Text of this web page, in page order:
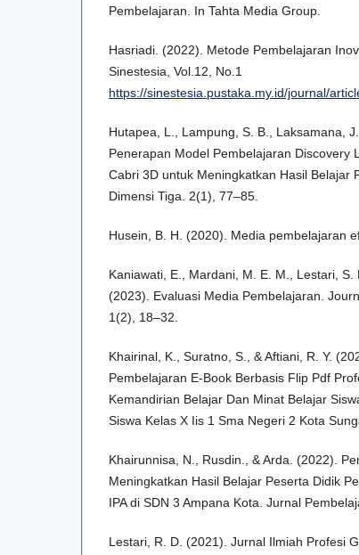
Pembelajaran. In Tahta Media Group.
Hasriadi. (2022). Metode Pembelajaran
Sinestesia, Vol.12, No.1
https://sinestesia.pustaka.my.id/journal/
Hutapea, L., Lampung, S. B., Laksamana,
Penerapan Model Pembelajaran Discovery
Cabri 3D untuk Meningkatkan Hasil Belajar
Dimensi Tiga. 2(1), 77–85.
Husein, B. H. (2020). Media pembelajaran
Kaniawati, E., Mardani, M. E. M., Lestari, S.
(2023). Evaluasi Media Pembelajaran.
1(2), 18–32.
Khairinal, K., Suratno, S., & Aftiani, R. Y.
Pembelajaran E-Book Berbasis Flip Pdf
Kemandirian Belajar Dan Minat Belajar
Siswa Kelas X Iis 1 Sma Negeri 2 Kota
Khairunnisa, N., Rusdin., & Arda. (2022).
Meningkatkan Hasil Belajar Peserta Didik
IPA di SDN 3 Ampana Kota. Jurnal
Lestari, R. D. (2021). Jurnal Ilmiah Profesi